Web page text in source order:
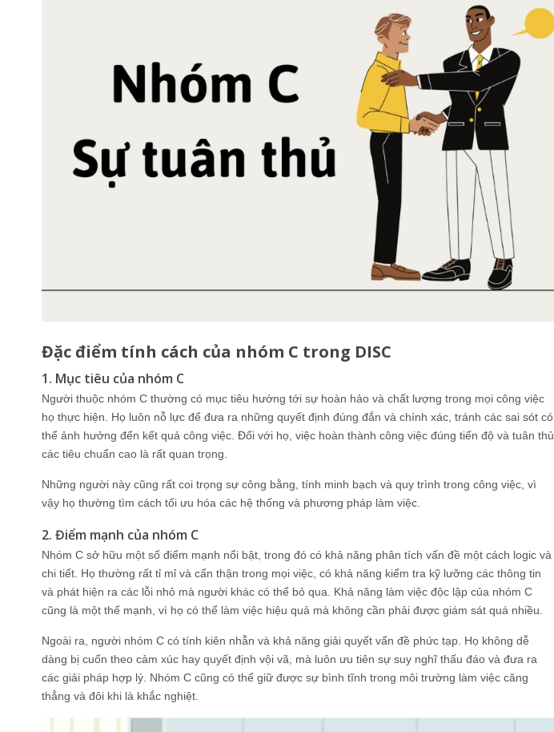
Đặc điểm tính cách của nhóm C trong DISC
1. Mục tiêu của nhóm C
Người thuộc nhóm C thường có mục tiêu hướng tới sự hoàn hảo và chất lượng trong mọi công việc
họ thực hiện. Họ luôn nỗ lực để đưa ra những quyết định đúng đắn và chính xác, tránh các sai sót có
thể ảnh hưởng đến kết quả công việc. Đối với họ, việc hoàn thành công việc đúng tiến độ và tuân thủ
các tiêu chuẩn cao là rất quan trọng.
Những người này cũng rất coi trọng sự công bằng, tính minh bạch và quy trình trong công việc, vì
vậy họ thường tìm cách tối ưu hóa các hệ thống và phương pháp làm việc.
2. Điểm mạnh của nhóm C
Nhóm C sở hữu một số điểm mạnh nổi bật, trong đó có khả năng phân tích vấn đề một cách logic và
chi tiết. Họ thường rất tỉ mỉ và cẩn thận trong mọi việc, có khả năng kiểm tra kỹ lưỡng các thông tin
và phát hiện ra các lỗi nhỏ mà người khác có thể bỏ qua. Khả năng làm việc độc lập của nhóm C
cũng là một thế mạnh, vì họ có thể làm việc hiệu quả mà không cần phải được giám sát quá nhiều.
Ngoài ra, người nhóm C có tính kiên nhẫn và khả năng giải quyết vấn đề phức tạp. Họ không dễ
dàng bị cuốn theo cảm xúc hay quyết định vội vã, mà luôn ưu tiên sự suy nghĩ thấu đáo và đưa ra
các giải pháp hợp lý. Nhóm C cũng có thể giữ được sự bình tĩnh trong môi trường làm việc căng
thẳng và đôi khi là khắc nghiệt.